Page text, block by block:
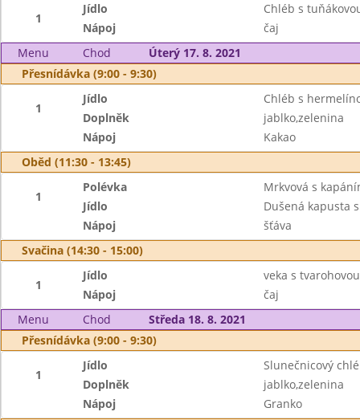
1
Jídlo
Chléb s
Nápoj
čaj
Menu
Chod
Úterý 17. 8. 2021
Přesnídávka (9:00 - 9:30)
1
Jídlo
Chléb s
Doplněk
jablko,zelenina
Nápoj
Kakao
Oběd (11:30 - 13:45)
1
Polévka
Mrkvová s
Jídlo
Dušená kapusta
Nápoj
šťáva
Svačina (14:30 - 15:00)
1
Jídlo
veka s
Nápoj
čaj
Menu
Chod
Středa 18. 8. 2021
Přesnídávka (9:00 - 9:30)
1
Jídlo
Slunečnicový
Doplněk
jablko,zelenina
Nápoj
Granko